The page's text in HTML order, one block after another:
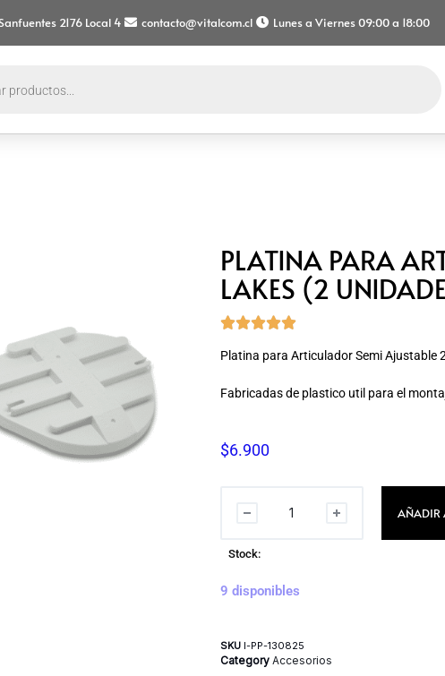
2176 Local 4 contacto@vitalcom.cl Lunes a Viernes 09:00 a 18:00
PLATINA PARA
LAKES (2

Platina para Articulador Semi Ajustable
Fabricadas de plastico util para el
$6.900
AÑADIR
Stock:
9 disponibles
SKU I-PP-130825
Category Accesorios